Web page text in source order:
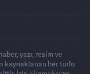
yazı, resim ve
kaynaklanan her türlü